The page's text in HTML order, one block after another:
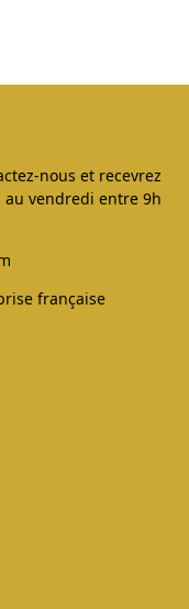
nous et recevrez
vendredi entre 9h
française